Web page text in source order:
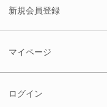
新規会員登録
マイページ
ログイン